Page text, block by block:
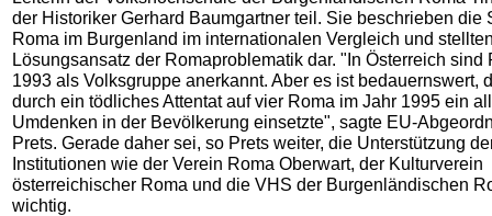
der Historiker Gerhard Baumgartner teil. Sie beschrieben die
Roma im Burgenland im internationalen Vergleich und
Lösungsansatz der Romaproblematik dar. "In Österreich sind
1993 als Volksgruppe anerkannt. Aber es ist bedauernswert,
durch ein tödliches Attentat auf vier Roma im Jahr 1995 ein
Umdenken in der Bevölkerung einsetzte", sagte EU-
Prets. Gerade daher sei, so Prets weiter, die Unterstützung
Institutionen wie der Verein Roma Oberwart, der Kulturverein
österreichischer Roma und die VHS der Burgenländischen
wichtig.